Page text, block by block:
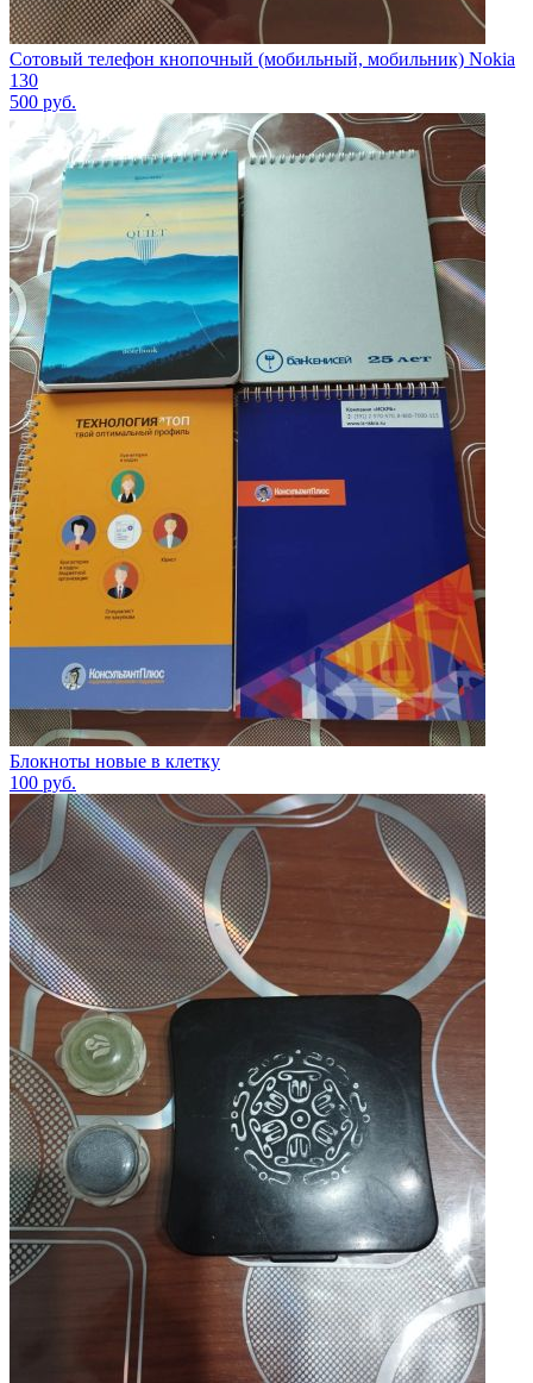
Сотовый телефон кнопочный (мобильный, мобильник) Nokia
130
500 руб.
Блокноты новые в клетку
100 руб.